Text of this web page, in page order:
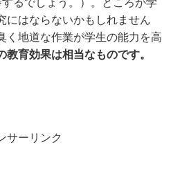
るでしょう。）。ところが学
にはならないかもしれません
く地道な作業が学生の能力を高
教育効果は相当なものです。
サーリンク